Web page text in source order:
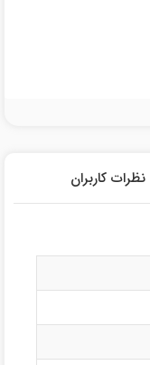
نظرات کاربران